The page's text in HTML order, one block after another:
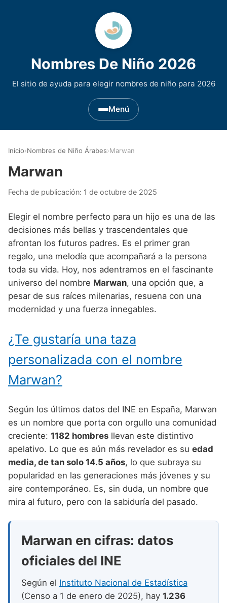
Nombres De Niño 2026
El sitio de ayuda para elegir nombres de niño para 2026
Menú
Nombres de niño que empiezan por D
Nombres de niño que empiezan por E
Nombres de niño que empiezan por F
Nombres de niño que empiezan por G
Nombres de niño que empiezan por H
Nombres de niño que empiezan por J
Nombres de niño que empiezan por K
Nombres de niño que empiezan por L
Nombres de niño que empiezan por N
Nombres de niño que empiezan por O
Nombres de niño que empiezan por P
Nombres de niño que empiezan por Q
Nombres de niño que empiezan por R
Nombres de niño que empiezan por S
Nombres de niño que empiezan por T
Nombres de niño que empiezan por U
Nombres de niño que empiezan por V
Nombres de niño que empiezan por W
Nombres de Niño Asturianos
Nombres de Niño Baleares
Nombres de Niño Canarios
Nombres de Niño Cantabros
Nombres de Niño Castellanos
Nombres de Niño Extremeños
Nombres de Niño Gallegos
Nombres de Niño Navarros
Nombres de Niño Riojanos
Nombres de Niño Valencianos
Nombres de Niño Vascos
Nombres de Niño Celtas
Nombres de Niño Egipcios
Nombres de Niño Griegos
Nombres de Niño Mitologicos
Nombres de Niño Romanos
Nombres de Niño Alemanes
Nombres de Niño Americanos
Nombres de Niño Arabes
Nombres de Niño Chinos
Nombres de Niño Franceses
Nombres de Niño Ingleses
Nombres de Niño Italianos
Nombres de Niño Judíos
Nombres de Niño Marroquíes
Nombres de Niño Portugueses
Nombres de Niño Rumanos
Nombres de Niño Rusos
Nombres de Niño Suecos
Buscar
Inicio›Nombres de Niño Árabes›Marwan
Marwan
Fecha de publicación: 1 de octubre de 2025
Elegir el nombre perfecto para un hijo es una de las
decisiones más bellas y trascendentales que
afrontan los futuros padres. Es el primer gran
regalo, una melodía que acompañará a la persona
toda su vida. Hoy, nos adentramos en el fascinante
universo del nombre Marwan, una opción que, a
pesar de sus raíces milenarias, resuena con una
modernidad y una fuerza innegables.
¿Te gustaría una taza
personalizada con el nombre
Marwan?
Según los últimos datos del INE en España, Marwan
es un nombre que porta con orgullo una comunidad
creciente: 1182 hombres llevan este distintivo
apelativo. Lo que es aún más revelador es su edad
media, de tan solo 14.5 años, lo que subraya su
popularidad en las generaciones más jóvenes y su
aire contemporáneo. Es, sin duda, un nombre que
mira al futuro, pero con la sabiduría del pasado.
Marwan en cifras: datos
oficiales del INE
Según el Instituto Nacional de Estadística
(Censo a 1 de enero de 2025), hay 1.236